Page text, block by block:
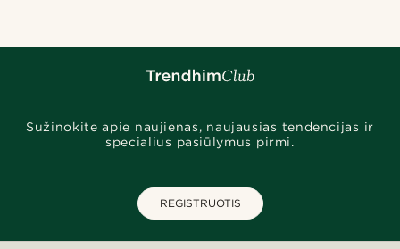
Sužinokite apie naujienas, naujausias tendencijas ir
specialius pasiūlymus pirmi.
REGISTRUOTIS